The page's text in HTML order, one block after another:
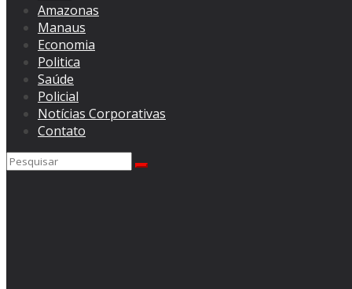
Amazonas
Manaus
Economia
Politica
Saúde
Policial
Notícias Corporativas
Contato